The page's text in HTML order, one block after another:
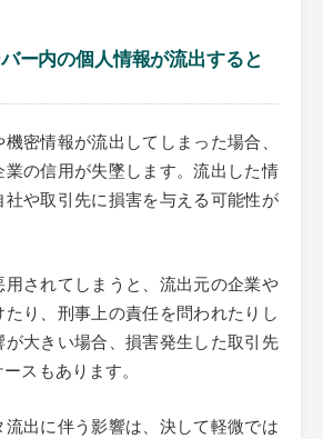
ー内の個人情報が流出すると
密情報が流出してしまった場合、
の信用が失墜します。流出した情
や取引先に損害を与える可能性が
されてしまうと、流出元の企業や
り、刑事上の責任を問われたりし
が大きい場合、損害発生した取引先
スもあります。
流出に伴う影響は、決して軽微では